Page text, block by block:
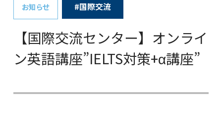
お知らせ #国際交流
【国際交流センター】オンライ
ン英語講座”IELTS対策+α講座”